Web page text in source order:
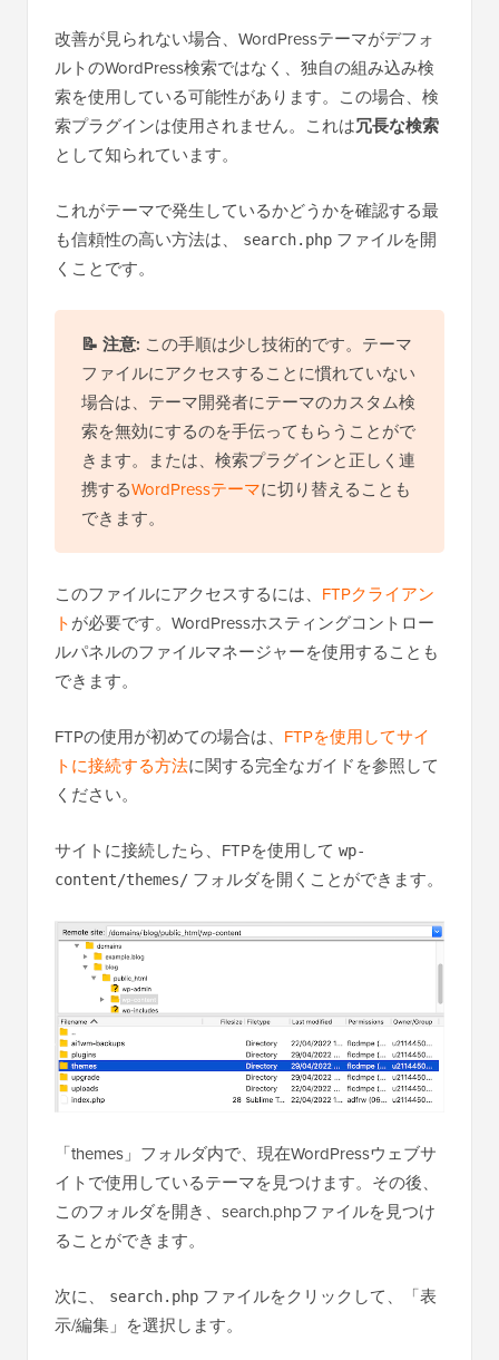
改善が見られない場合、WordPressテーマがデフォ
ルトのWordPress検索ではなく、独自の組み込み検
索を使用している可能性があります。この場合、検
索プラグインは使用されません。これは冗長な検索
として知られています。
これがテーマで発生しているかどうかを確認する最
も信頼性の高い方法は、
search.php ファイルを開
くことです。
📝 注意: この手順は少し技術的です。テーマ
ファイルにアクセスすることに慣れていない
場合は、テーマ開発者にテーマのカスタム検
索を無効にするのを手伝ってもらうことがで
きます。または、検索プラグインと正しく連
携するWordPressテーマに切り替えることも
できます。
このファイルにアクセスするには、 FTPクライアン
トが必要です。WordPressホスティングコントロー
ルパネルのファイルマネージャーを使用することも
できます。
FTPの使用が初めての場合は、 FTPを使用してサイ
トに接続する方法に関する完全なガイドを参照して
ください。
サイトに接続したら、FTPを使用して wp-
content/themes/ フォルダを開くことができます。
「themes」フォルダ内で、現在WordPressウェブサ
イトで使用しているテーマを見つけます。その後、
このフォルダを開き、search.phpファイルを見つけ
ることができます。
次に、 search.php ファイルをクリックして、「表
示/編集」を選択します。